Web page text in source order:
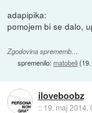
adapipika:
pomojem bi se dalo,
Zgodovina sprememb…
spremenilo:matobeli(
iloveboobz
:: 19. maj 2014,